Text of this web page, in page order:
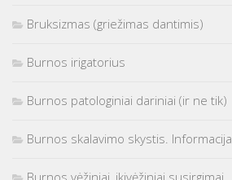
Bruksizmas (griežimas dantimis)
Burnos irigatorius
Burnos patologiniai dariniai (ir ne tik)
Burnos skalavimo skystis. Informacija